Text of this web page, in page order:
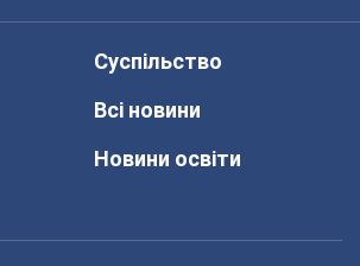
Суспільство
Всі новини
Новини освіти